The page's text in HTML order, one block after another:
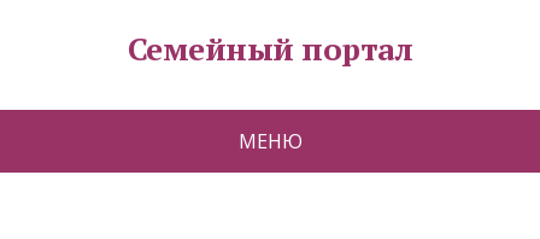
Семейный портал
МЕНЮ